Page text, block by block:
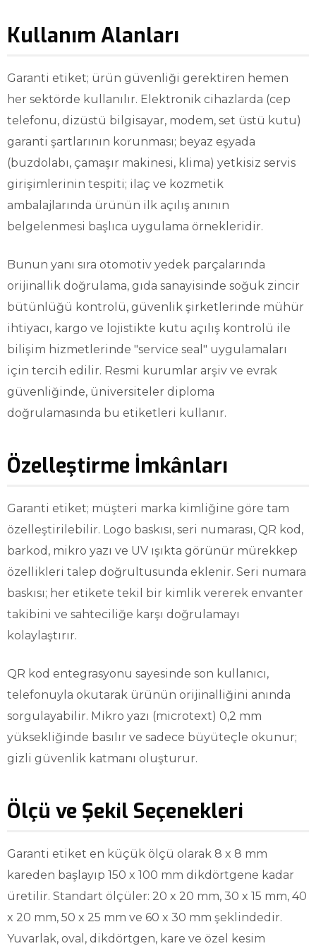
Kullanım Alanları
Garanti etiket; ürün güvenliği gerektiren hemen
her sektörde kullanılır. Elektronik cihazlarda (cep
telefonu, dizüstü bilgisayar, modem, set üstü kutu)
garanti şartlarının korunması; beyaz eşyada
(buzdolabı, çamaşır makinesi, klima) yetkisiz servis
girişimlerinin tespiti; ilaç ve kozmetik
ambalajlarında ürünün ilk açılış anının
belgelenmesi başlıca uygulama örnekleridir.
Bunun yanı sıra otomotiv yedek parçalarında
orijinallik doğrulama, gıda sanayisinde soğuk zincir
bütünlüğü kontrolü, güvenlik şirketlerinde mühür
ihtiyacı, kargo ve lojistikte kutu açılış kontrolü ile
bilişim hizmetlerinde "service seal" uygulamaları
için tercih edilir. Resmi kurumlar arşiv ve evrak
güvenliğinde, üniversiteler diploma
doğrulamasında bu etiketleri kullanır.
Özelleştirme İmkânları
Garanti etiket; müşteri marka kimliğine göre tam
özelleştirilebilir. Logo baskısı, seri numarası, QR kod,
barkod, mikro yazı ve UV ışıkta görünür mürekkep
özellikleri talep doğrultusunda eklenir. Seri numara
baskısı; her etikete tekil bir kimlik vererek envanter
takibini ve sahteciliğe karşı doğrulamayı
kolaylaştırır.
QR kod entegrasyonu sayesinde son kullanıcı,
telefonuyla okutarak ürünün orijinalliğini anında
sorgulayabilir. Mikro yazı (microtext) 0,2 mm
yüksekliğinde basılır ve sadece büyüteçle okunur;
gizli güvenlik katmanı oluşturur.
Ölçü ve Şekil Seçenekleri
Garanti etiket en küçük ölçü olarak 8 x 8 mm
kareden başlayıp 150 x 100 mm dikdörtgene kadar
üretilir. Standart ölçüler: 20 x 20 mm, 30 x 15 mm, 40
x 20 mm, 50 x 25 mm ve 60 x 30 mm şeklindedir.
Yuvarlak, oval, dikdörtgen, kare ve özel kesim